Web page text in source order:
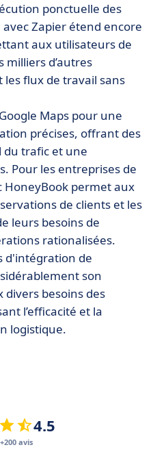
ponctuelle des
Zapier étend encore
aux utilisateurs de
milliers d’autres
flux de travail sans
Maps pour une
précises, offrant des
du trafic et une
Pour les entreprises de
HoneyBook permet aux
de clients et les
leurs besoins de
rationalisées.
d'intégration de
son
besoins des
l’efficacité et la
logistique.
4.5
+200 avis